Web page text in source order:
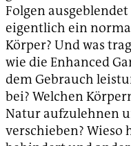
Folgen
eigentlich ein
Körper? Und was
wie die Enhanced
dem Gebrauch
bei? Welchen
Natur aufzulehnen
verschieben? Wieso